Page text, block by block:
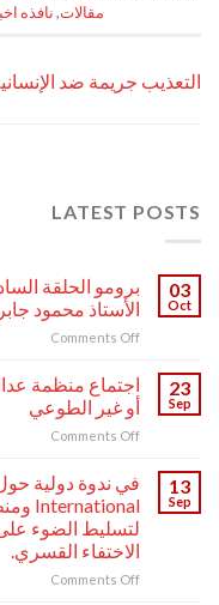
مقالات,نافذه
التعذيب جريمة ضد
LATEST POSTS
03
Oct
برومو الحلقة
الأستاذ محمود
Comments Off
السادسة
من
جنيف”
ضيفنا:
الأستاذ
محمود
جابر
23
Sep
اجتماع منظمة
أو غير الطوعي
Comments Off
عدالة
مع
الفريق
المعني
13
Sep
لتسليط الضوء
الاختفاء القسري.
Comments Off